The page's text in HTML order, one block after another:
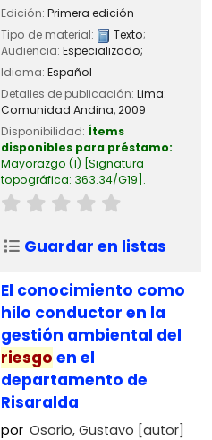
Edición: Primera edición
Tipo de material:
Texto;
Audiencia: Especializado;
Idioma: Español
Detalles de publicación: Lima:
Comunidad Andina,2009
Disponibilidad: Ítems
disponibles para préstamo:
Mayorazgo (1) Signatura
topográfica: 363.34/G19 .
Guardar en listas
El conocimiento como
hilo conductor en la
gestión ambiental del
riesgo en el
departamento de
Risaralda
por Osorio, Gustavo [autor]